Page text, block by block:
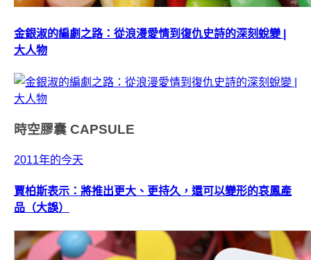
金銀淑的編劇之路：從浪漫愛情到復仇史詩的深刻蛻變 |
大人物
時空膠囊 CAPSULE
2011年的今天
賈柏斯表示：將推出更大、更持久，還可以變形的哀鳳產
品（大誤）